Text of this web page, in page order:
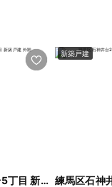
練馬区石神井台5丁目 新築戸建
新築戸建